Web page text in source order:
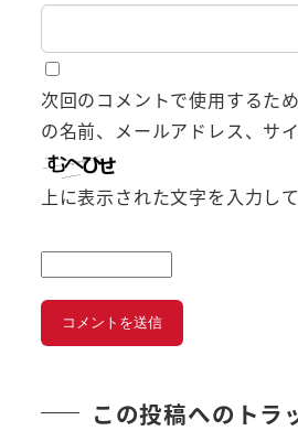
次回のコメントで使用するた
の名前、メールアドレス、サ
上に表示された文字を入力し
この投稿へのトラ